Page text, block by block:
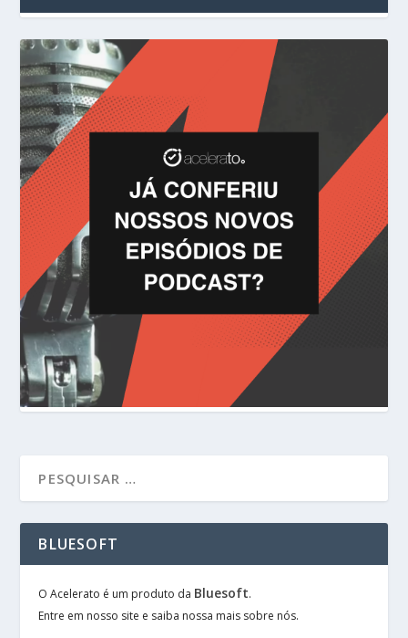
BLUESOFT
O Acelerato é um produto da Bluesoft.
Entre em nosso site e saiba nossa mais sobre nós.